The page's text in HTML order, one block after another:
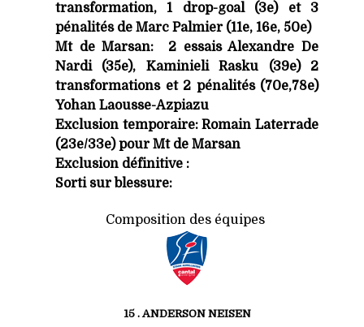
transformation, 1 drop-goal (3e) et 3
pénalités de Marc Palmier (11e, 16e, 50e)
Mt de Marsan: 2 essais Alexandre De
Nardi (35e), Kaminieli Rasku (39e) 2
transformations et 2 pénalités (70e,78e)
Yohan Laousse-Azpiazu
Exclusion temporaire: Romain Laterrade
(23e/33e) pour Mt de Marsan
Exclusion définitive :
Sorti sur blessure:
Composition des équipes
15 .ANDERSON NEISEN